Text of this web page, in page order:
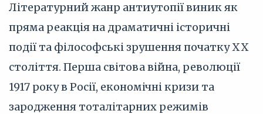
Літературний жанр антиутопії виник як
пряма реакція на драматичні історичні
події та філософські зрушення початку XX
століття. Перша світова війна, революції
1917 року в Росії, економічні кризи та
зародження тоталітарних режимів